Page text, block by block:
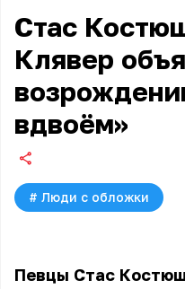
Стас
Клявер
вдвоём»
# Люди с обложки
Певцы Стас